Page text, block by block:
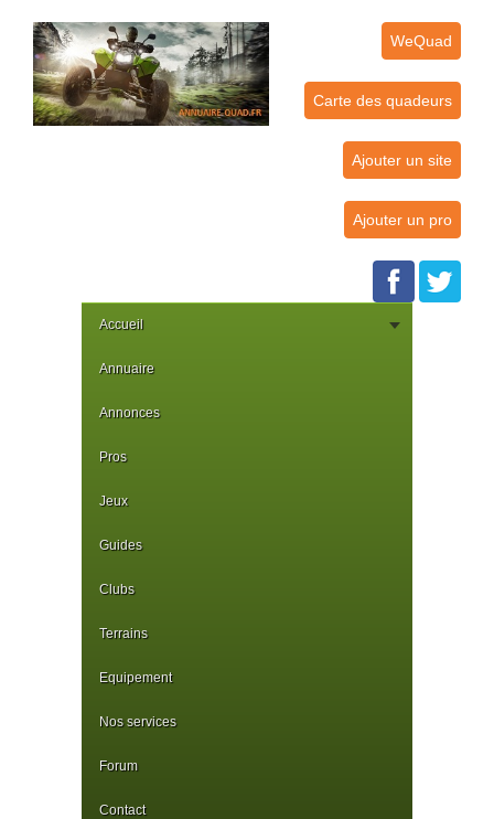
WeQuad
Carte des quadeurs
Ajouter un site
Ajouter un pro
Accueil
Annuaire
Annonces
Pros
Jeux
Guides
Clubs
Terrains
Equipement
Nos services
Forum
Contact